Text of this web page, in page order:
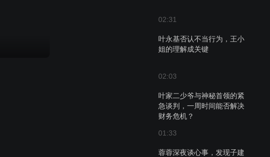
02:31
叶永基否认不当行为，王小
姐的理解成关键
02:03
叶家二少爷与神秘首领的紧
急谈判，一周时间能否解决
财务危机？
01:33
蓉蓉深夜谈心事，发现子建